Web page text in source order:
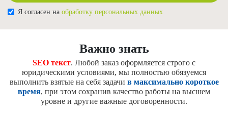
Я согласен на обработку персональных данных
Важно знать
SEO текст. Любой заказ оформляется строго с
юридическими условиями, мы полностью обязуемся
выполнить взятые на себя задачи в максимально короткое
время, при этом сохранив качество работы на высшем
уровне и другие важные договоренности.